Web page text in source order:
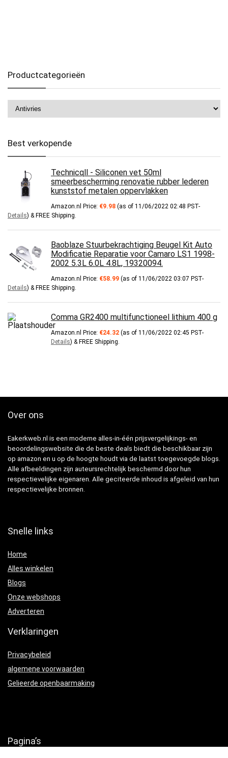
Productcategorieën
Best verkopende
Technicqll - Siliconen vet 50ml
smeerbescherming renovatie rubber lederen
kunststof metalen oppervlakken
Amazon.nl Price: €9.98 (as of 11/06/2022 02:48 PST-
Details) & FREE Shipping
Baoblaze Stuurbekrachtiging Beugel Kit Auto
Modificatie Reparatie voor Camaro LS1 1998-
2002 5.3L 6.0L 4.8L, 19320094.
Amazon.nl Price: €58.99 (as of 11/06/2022 03:07 PST-
Details) & FREE Shipping
Comma GR2400 multifunctioneel lithium 400 g
Amazon.nl Price: €24.32 (as of 11/06/2022 02:45 PST-
Details) & FREE Shipping
Over ons
Eakerkweb.nl is een moderne alles-in-één prijsvergelijkings- en
beoordelingswebsite die de beste deals biedt die beschikbaar zijn
op amazon en u op de hoogte houdt via de laatst toegevoegde blogs.
Alle afbeeldingen zijn auteursrechtelijk beschermd door hun
respectievelijke eigenaren. Alle geciteerde inhoud is afgeleid van hun
respectievelijke bronnen.
Snelle links
Home
Alles winkelen
Blogs
Onze webshops
Adverteren
Verklaringen
Privacybeleid
algemene voorwaarden
Gelieerde openbaarmaking
Pagina’s